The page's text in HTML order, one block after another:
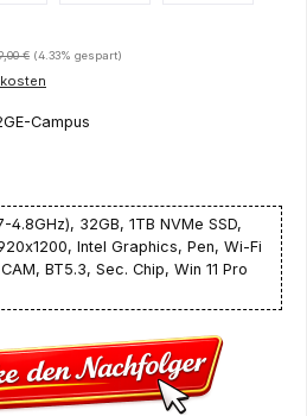
Preis:
€ (4.33% gespart)
Campus
32GB, 1TB NVMe SSD,
Intel Graphics, Pen, Wi-Fi
BT5.3, Sec. Chip, Win 11 Pro